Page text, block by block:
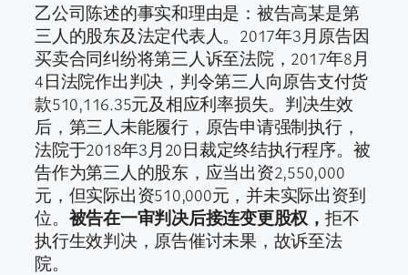
乙公司陈述的事实和理由是：被告高某是第
三人的股东及法定代表人。2017年3月原告因
买卖合同纠纷将第三人诉至法院，2017年8月
4日法院作出判决，判令第三人向原告支付货
款510,116.35元及相应利率损失。判决生效
后，第三人未能履行，原告申请强制执行，
法院于2018年3月20日裁定终结执行程序。被
告作为第三人的股东，应当出资2,550,000
元，但实际出资510,000元，并未实际出资到
位。 被告在一审判决后接连变更股权， 拒不
执行生效判决，原告催讨未果，故诉至法
院。